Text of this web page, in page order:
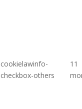
cookielawinfo-
checkbox-others
11